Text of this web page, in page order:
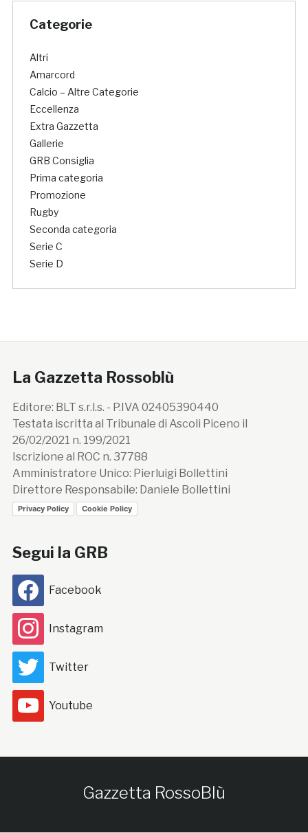
Categorie
Altri
Amarcord
Calcio – Altre Categorie
Eccellenza
Extra Gazzetta
Gallerie
GRB Consiglia
Prima categoria
Promozione
Rugby
Seconda categoria
Serie C
Serie D
La Gazzetta Rossoblù
Editore: BLT s.r.l.s. - P.IVA 02405390440
Testata iscritta al Tribunale di Ascoli Piceno il
26/02/2021 n. 199/2021
Iscrizione al ROC n. 37788
Amministratore Unico: Pierluigi Bollettini
Direttore Responsabile: Daniele Bollettini
Privacy Policy Cookie Policy
Segui la GRB
Facebook
Instagram
Twitter
Youtube
Gazzetta RossoBlù